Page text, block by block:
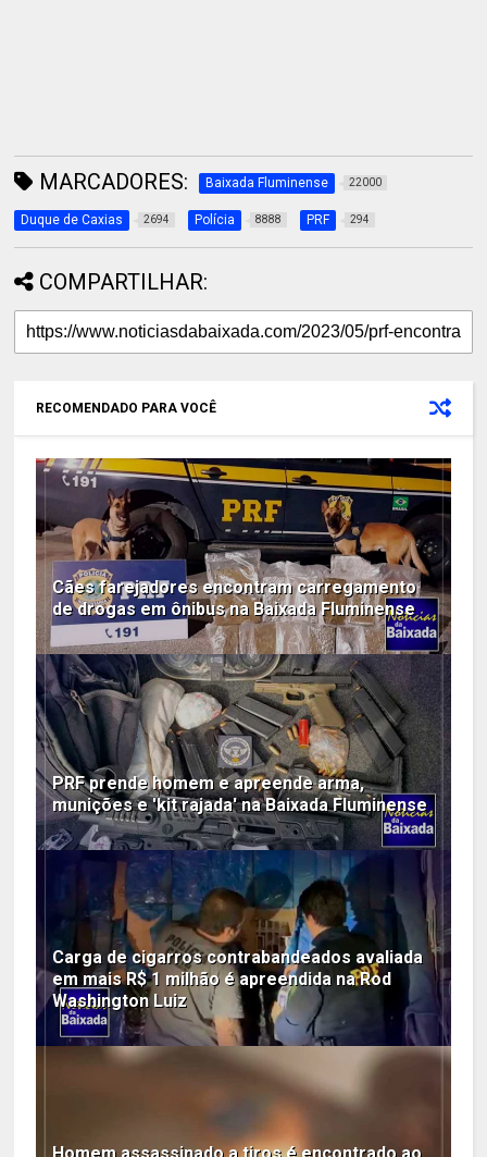
MARCADORES: Baixada Fluminense 22000
Duque de Caxias 2694 Polícia 8888 PRF 294
COMPARTILHAR:
RECOMENDADO PARA VOCÊ
Cães farejadores encontram carregamento
de drogas em ônibus na Baixada Fluminense
PRF prende homem e apreende arma,
munições e 'kit rajada' na Baixada Fluminense
Carga de cigarros contrabandeados avaliada
em mais R$ 1 milhão é apreendida na Rod
Washington Luiz